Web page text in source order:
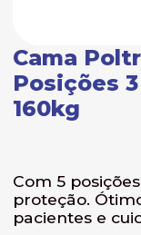
Cama
Posições
160kg
Com 5
proteção.
pacientes e